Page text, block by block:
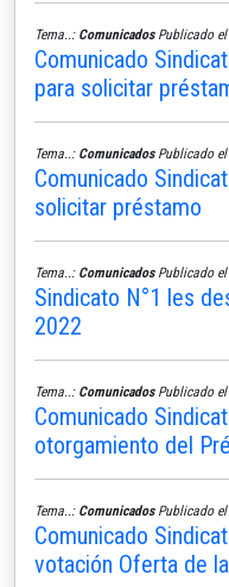
Tema..: ComunicadosPublicado el
Comunicado
para solicitar
Tema..: ComunicadosPublicado el
Comunicado
solicitar préstamo
Tema..: ComunicadosPublicado el
Sindicato N°1 les
2022
Tema..: ComunicadosPublicado el
Comunicado
otorgamiento del
Tema..: ComunicadosPublicado el
Comunicado
votación Oferta de